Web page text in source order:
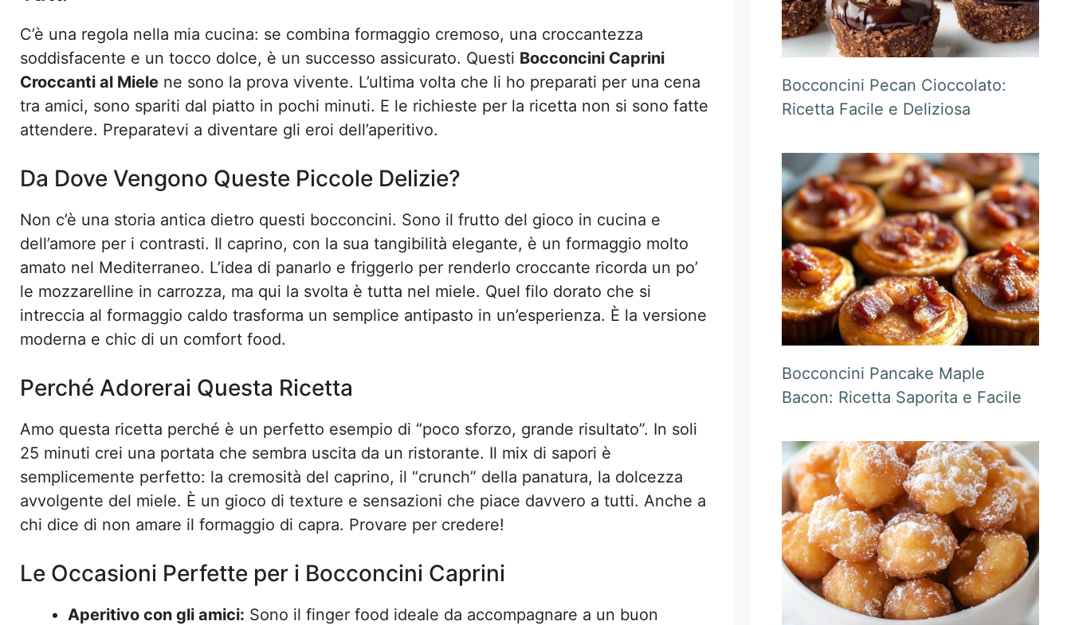
C’è una regola nella mia cucina: se combina formaggio cremoso, una croccantezza
soddisfacente e un tocco dolce, è un successo assicurato. Questi Bocconcini Caprini
Croccanti al Miele ne sono la prova vivente. L’ultima volta che li ho preparati per una cena
tra amici, sono spariti dal piatto in pochi minuti. E le richieste per la ricetta non si sono fatte
attendere. Preparatevi a diventare gli eroi dell’aperitivo.
Da Dove Vengono Queste Piccole Delizie?
Non c’è una storia antica dietro questi bocconcini. Sono il frutto del gioco in cucina e
dell’amore per i contrasti. Il caprino, con la sua tangibilità elegante, è un formaggio molto
amato nel Mediterraneo. L’idea di panarlo e friggerlo per renderlo croccante ricorda un po’
le mozzarelline in carrozza, ma qui la svolta è tutta nel miele. Quel filo dorato che si
intreccia al formaggio caldo trasforma un semplice antipasto in un’esperienza. È la versione
moderna e chic di un comfort food.
Perché Adorerai Questa Ricetta
Amo questa ricetta perché è un perfetto esempio di “poco sforzo, grande risultato”. In soli
25 minuti crei una portata che sembra uscita da un ristorante. Il mix di sapori è
semplicemente perfetto: la cremosità del caprino, il “crunch” della panatura, la dolcezza
avvolgente del miele. È un gioco di texture e sensazioni che piace davvero a tutti. Anche a
chi dice di non amare il formaggio di capra. Provare per credere!
Le Occasioni Perfette per i Bocconcini Caprini
Aperitivo con gli amici: Sono il finger food ideale da accompagnare a un buon
Bocconcini Pecan Cioccolato:
Ricetta Facile e Deliziosa
Bocconcini Pancake Maple
Bacon: Ricetta Saporita e Facile